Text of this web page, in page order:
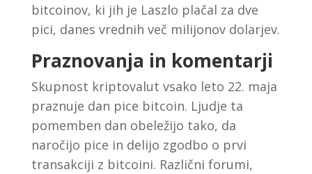
bitcoinov, ki jih je Laszlo plačal za dve
pici, danes vrednih več milijonov dolarjev.
Praznovanja in komentarji
Skupnost kriptovalut vsako leto 22. maja
praznuje dan pice bitcoin. Ljudje ta
pomemben dan obeležijo tako, da
naročijo pice in delijo zgodbo o prvi
transakciji z bitcoini. Različni forumi,